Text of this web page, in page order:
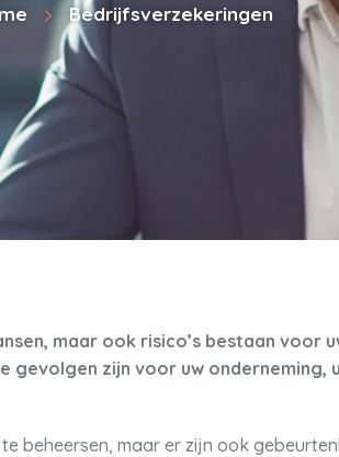
Bedrijfsverzekeringen
maar ook risico’s bestaan voor
gevolgen zijn voor uw onderneming,
beheersen, maar er zijn ook